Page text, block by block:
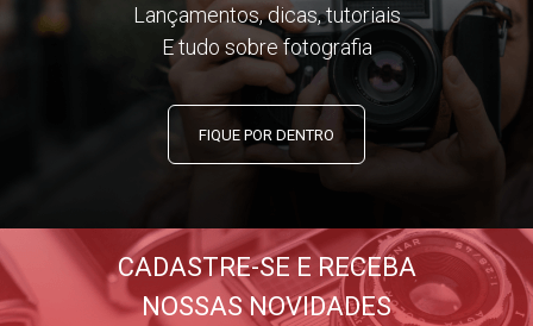
Lançamentos, dicas, tutoriais
E tudo sobre fotografia
FIQUE POR DENTRO
CADASTRE-SE E RECEBA
NOSSAS NOVIDADES